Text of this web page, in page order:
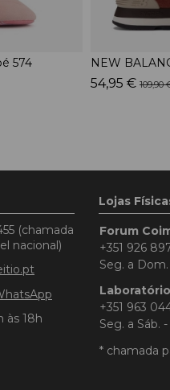
574
NEW
54,95 € 109,90
(chamada
nacional)
às 18h
Lojas
Forum
+351 926
Seg. a
+351 963
Seg. a Sáb.
* chamada